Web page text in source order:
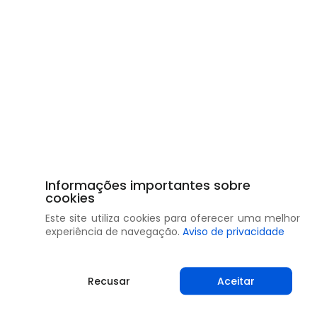
Informações importantes sobre
cookies
Este site utiliza cookies para oferecer uma melhor
experiência de navegação. Aviso de privacidade
Recusar Aceitar